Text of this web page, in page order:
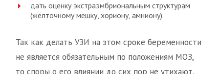
дать оценку экстраэмбриональным структурам
(желточному мешку, хориону, амниону).
Так как делать УЗИ на этом сроке беременности
не является обязательным по положениям МОЗ,
то споры о его влиянии до сих пор не утихают.